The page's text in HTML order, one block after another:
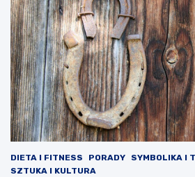
DIETA I FITNESS PORADY
SYMBOLIKA I
SZTUKA I KULTURA